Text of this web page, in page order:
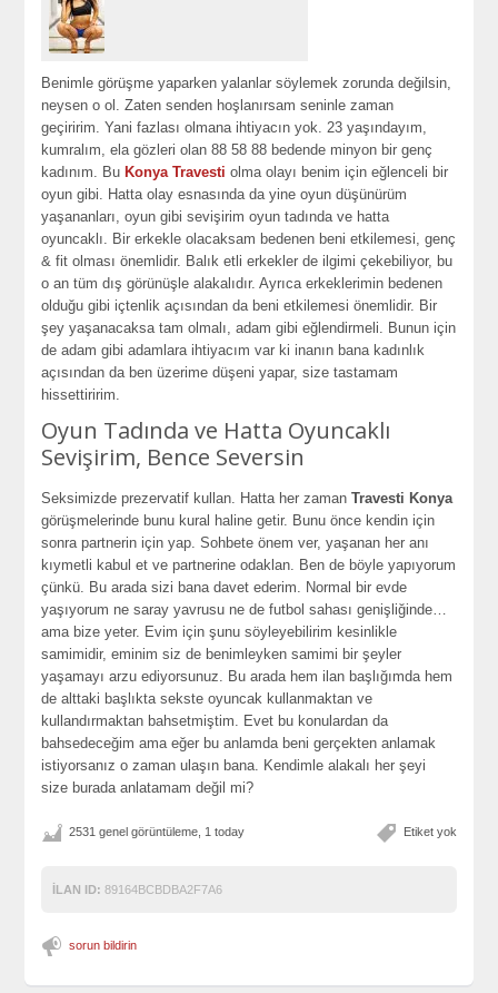
Benimle görüşme yaparken yalanlar söylemek zorunda değilsin,
neysen o ol. Zaten senden hoşlanırsam seninle zaman
geçiririm. Yani fazlası olmana ihtiyacın yok. 23 yaşındayım,
kumralım, ela gözleri olan 88 58 88 bedende minyon bir genç
kadınım. Bu Konya Travesti olma olayı benim için eğlenceli bir
oyun gibi. Hatta olay esnasında da yine oyun düşünürüm
yaşananları, oyun gibi sevişirim oyun tadında ve hatta
oyuncaklı. Bir erkekle olacaksam bedenen beni etkilemesi, genç
& fit olması önemlidir. Balık etli erkekler de ilgimi çekebiliyor, bu
o an tüm dış görünüşle alakalıdır. Ayrıca erkeklerimin bedenen
olduğu gibi içtenlik açısından da beni etkilemesi önemlidir. Bir
şey yaşanacaksa tam olmalı, adam gibi eğlendirmeli. Bunun için
de adam gibi adamlara ihtiyacım var ki inanın bana kadınlık
açısından da ben üzerime düşeni yapar, size tastamam
hissettiririm.
Oyun Tadında ve Hatta Oyuncaklı
Sevişirim, Bence Seversin
Seksimizde prezervatif kullan. Hatta her zamanTravesti Konya
görüşmelerinde bunu kural haline getir. Bunu önce kendin için
sonra partnerin için yap. Sohbete önem ver, yaşanan her anı
kıymetli kabul et ve partnerine odaklan. Ben de böyle yapıyorum
çünkü. Bu arada sizi bana davet ederim. Normal bir evde
yaşıyorum ne saray yavrusu ne de futbol sahası genişliğinde…
ama bize yeter. Evim için şunu söyleyebilirim kesinlikle
samimidir, eminim siz de benimleyken samimi bir şeyler
yaşamayı arzu ediyorsunuz. Bu arada hem ilan başlığımda hem
de alttaki başlıkta sekste oyuncak kullanmaktan ve
kullandırmaktan bahsetmiştim. Evet bu konulardan da
bahsedeceğim ama eğer bu anlamda beni gerçekten anlamak
istiyorsanız o zaman ulaşın bana. Kendimle alakalı her şeyi
size burada anlatamam değil mi?
Etiket yok
2531 genel görüntüleme, 1 today
İLAN ID: 89164BCBDBA2F7A6
sorun bildirin